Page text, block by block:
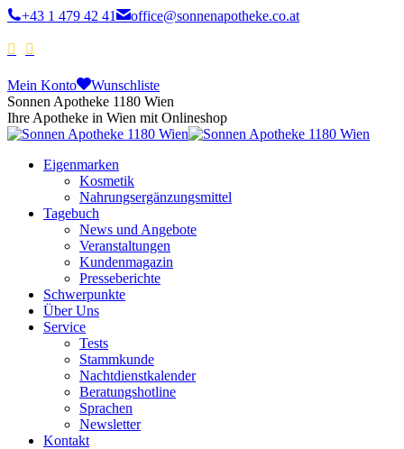
+43 1 479 42 41 office@sonnenapotheke.co.at
Mein Konto
Wunschliste
Sonnen Apotheke 1180 Wien
Ihre Apotheke in Wien mit Onlineshop
Eigenmarken
Kosmetik
Nahrungsergänzungsmittel
Tagebuch
News und Angebote
Veranstaltungen
Kundenmagazin
Presseberichte
Schwerpunkte
Über Uns
Service
Tests
Stammkunde
Nachtdienstkalender
Beratungshotline
Sprachen
Newsletter
Kontakt